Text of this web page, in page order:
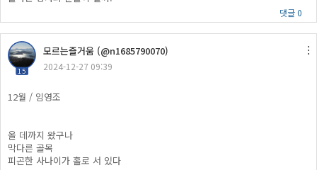
댓글 0
15
모르는즐거움 (@n1685790070)
2024-12-27 09:39
12월 / 임영조​
올 데까지 왔구나
막다른 골목
피곤한 사나이가 홀로 서 있다